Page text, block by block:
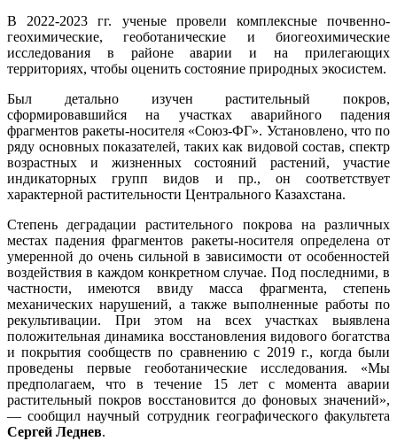
В 2022-2023 гг. ученые провели комплексные почвенно-
геохимические, геоботанические и биогеохимические
исследования в районе аварии и на прилегающих
территориях, чтобы оценить состояние природных экосистем.
Был детально изучен растительный покров,
сформировавшийся на участках аварийного падения
фрагментов ракеты-носителя «Союз-ФГ». Установлено, что по
ряду основных показателей, таких как видовой состав, спектр
возрастных и жизненных состояний растений, участие
индикаторных групп видов и пр., он соответствует
характерной растительности Центрального Казахстана.
Степень деградации растительного покрова на различных
местах падения фрагментов ракеты-носителя определена от
умеренной до очень сильной в зависимости от особенностей
воздействия в каждом конкретном случае. Под последними, в
частности, имеются ввиду масса фрагмента, степень
механических нарушений, а также выполненные работы по
рекультивации. При этом на всех участках выявлена
положительная динамика восстановления видового богатства
и покрытия сообществ по сравнению с 2019 г., когда были
проведены первые геоботанические исследования. «Мы
предполагаем, что в течение 15 лет с момента аварии
растительный покров восстановится до фоновых значений»,
— сообщил научный сотрудник географического факультета
Сергей Леднев.